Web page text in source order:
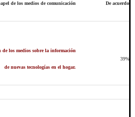
de los medios de comunicación De acuerdo
los medios sobre la información
de nuevas tecnologías en el hogar.
39%